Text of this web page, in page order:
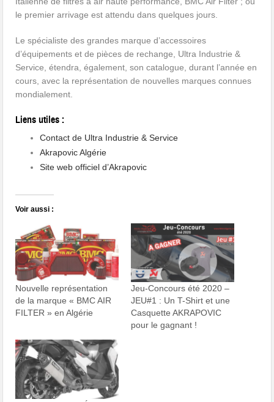
le premier arrivage est attendu dans quelques jours.
Le spécialiste des grandes marque d’accessoires
d’équipements et de pièces de rechange, Ultra Industrie &
Service, étendra, également, son catalogue, durant l’année en
cours, avec la représentation de nouvelles marques connues
mondialement.
Liens utiles :
Contact de Ultra Industrie & Service
Akrapovic Algérie
Site web officiel d’Akrapovic
Voir aussi :
Nouvelle représentation
de la marque « BMC AIR
FILTER » en Algérie
Jeu-Concours été 2020 –
JEU#1 : Un T-Shirt et une
Casquette AKRAPOVIC
pour le gagnant !